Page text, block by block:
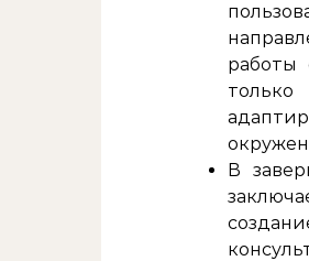
работы
В